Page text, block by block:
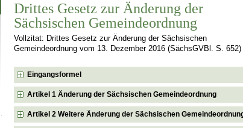
Drittes Gesetz zur Änderung der
Sächsischen Gemeindeordnung
Vollzitat: Drittes Gesetz zur Änderung der Sächsischen
Gemeindeordnung vom 13. Dezember 2016 (SächsGVBl. S. 652)
Eingangsformel
Artikel 1 Änderung der Sächsischen Gemeindeordnung
Artikel 2 Weitere Änderung der Sächsischen